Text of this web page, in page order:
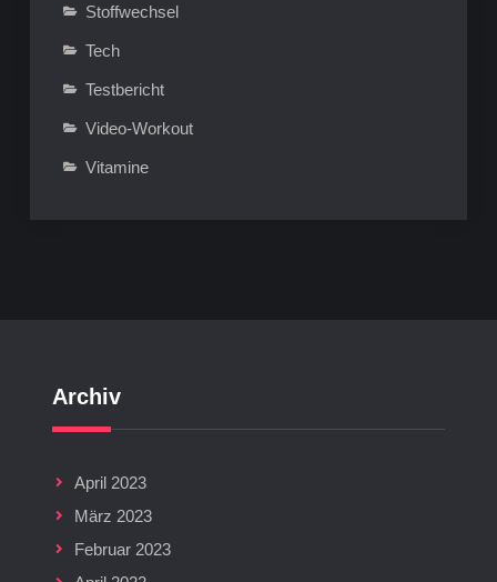
Stoffwechsel
Tech
Testbericht
Video-Workout
Vitamine
Archiv
April 2023
März 2023
Februar 2023